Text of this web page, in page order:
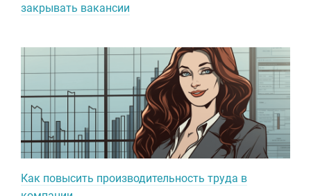
закрывать вакансии
Как повысить производительность труда в